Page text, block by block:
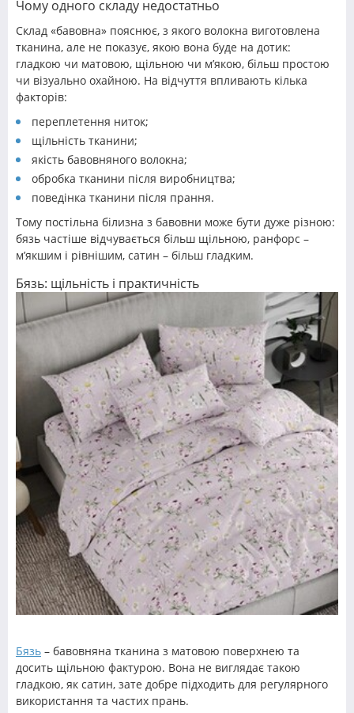
Чому одного складу недостатньо
Склад «бавовна» пояснює, з якого волокна виготовлена
тканина, але не показує, якою вона буде на дотик:
гладкою чи матовою, щільною чи м’якою, більш простою
чи візуально охайною. На відчуття впливають кілька
факторів:
переплетення ниток;
щільність тканини;
якість бавовняного волокна;
обробка тканини після виробництва;
поведінка тканини після прання.
Тому постільна білизна з бавовни може бути дуже різною:
бязь частіше відчувається більш щільною, ранфорс –
м’якшим і рівнішим, сатин – більш гладким.
Бязь: щільність і практичність
Бязь – бавовняна тканина з матовою поверхнею та
досить щільною фактурою. Вона не виглядає такою
гладкою, як сатин, зате добре підходить для регулярного
використання та частих прань.